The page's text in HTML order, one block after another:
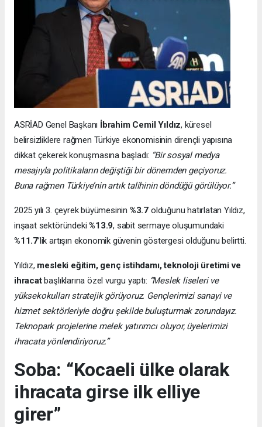
ASRİAD Genel Başkanı İbrahim Cemil Yıldız, küresel
belirsizliklere rağmen Türkiye ekonomisinin dirençli yapısına
dikkat çekerek konuşmasına başladı: “Bir sosyal medya
mesajıyla politikaların değiştiği bir dönemden geçiyoruz.
Buna rağmen Türkiye’nin artık talihinin döndüğü görülüyor.”
2025 yılı 3. çeyrek büyümesinin %3.7 olduğunu hatırlatan Yıldız,
inşaat sektöründeki%13.9, sabit sermaye oluşumundaki
%11.7’lik artışın ekonomik güvenin göstergesi olduğunu belirtti.
Yıldız, mesleki eğitim, genç istihdamı, teknoloji üretimi ve
ihracatbaşlıklarına özel vurgu yaptı: “Meslek liseleri ve
yüksekokulları stratejik görüyoruz. Gençlerimizi sanayi ve
hizmet sektörleriyle doğru şekilde buluşturmak zorundayız.
Teknopark projelerine melek yatırımcı oluyor, üyelerimizi
ihracata yönlendiriyoruz.”
Soba: “Kocaeli ülke olarak
ihracata girse ilk elliye
girer”